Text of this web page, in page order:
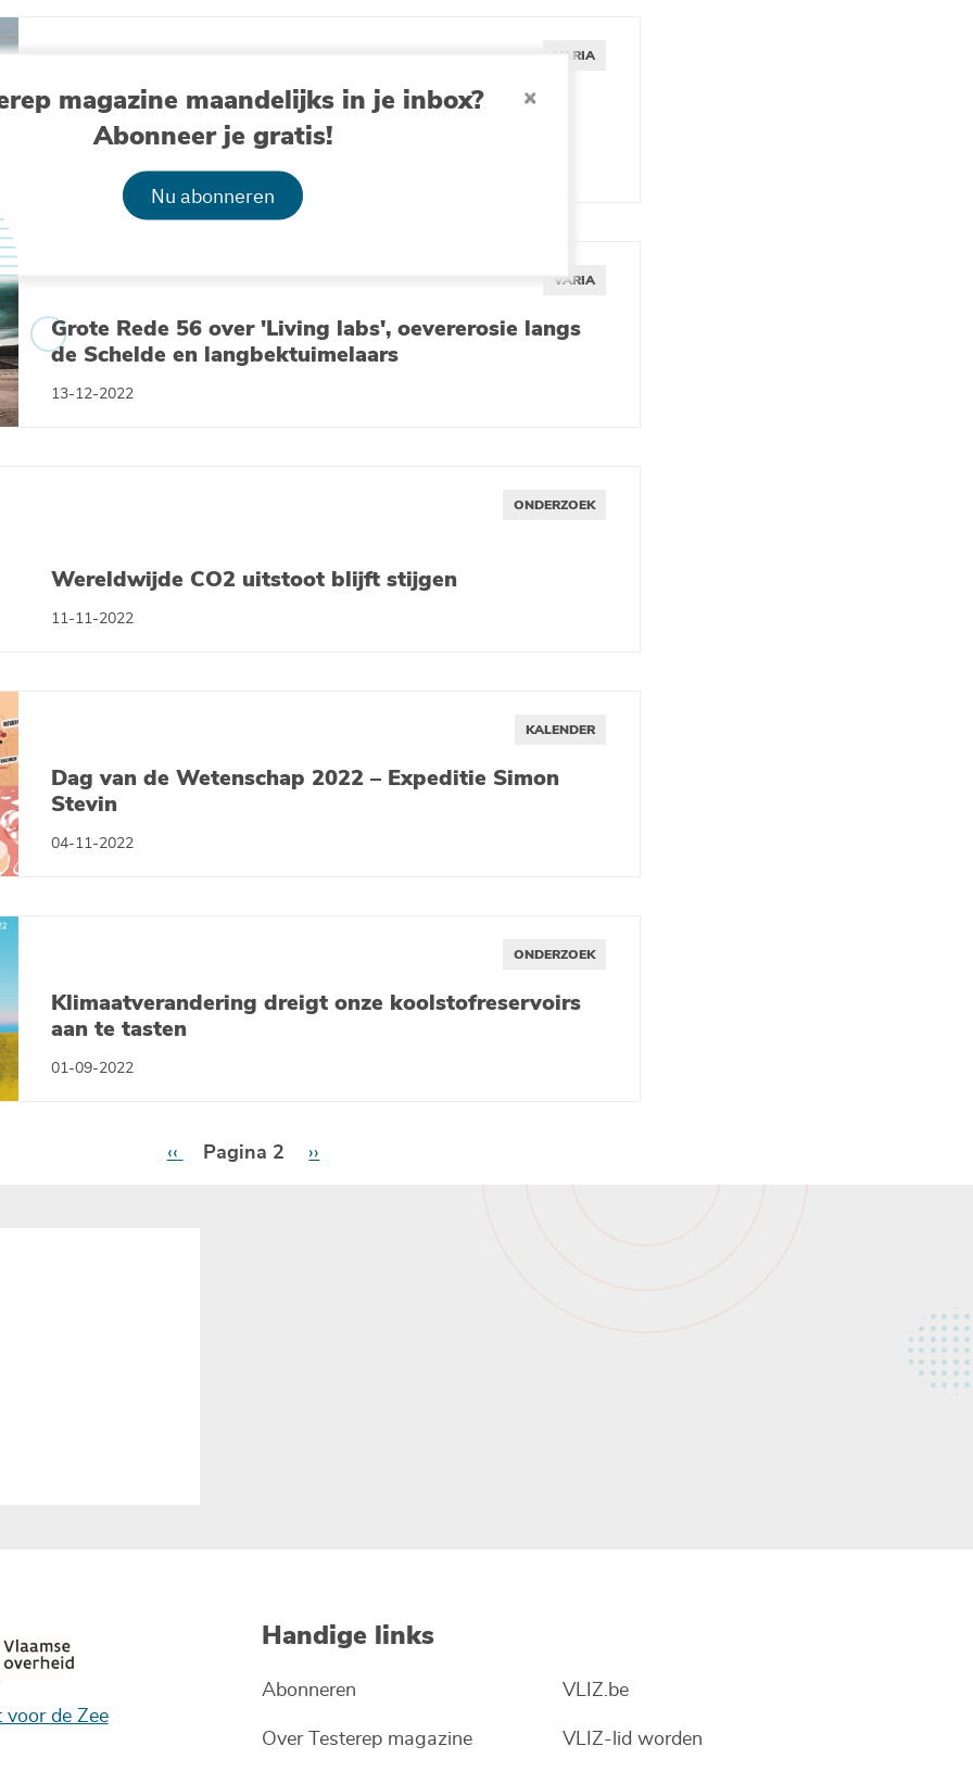
magazine maandelijks in je inbox?
Abonneer je gratis!
Nu abonneren
VARIA
Verdronken Oostende in podcast Universiteit van
Vlaanderen
VARIA
Grote Rede 56 over 'Living labs', oevererosie langs
de Schelde en langbektuimelaars
13-12-2022
ONDERZOEK
Wereldwijde CO2 uitstoot blijft stijgen
11-11-2022
KALENDER
Dag van de Wetenschap 2022 – Expeditie Simon
Stevin
04-11-2022
ONDERZOEK
Klimaatverandering dreigt onze koolstofreservoirs
aan te tasten
01-09-2022
Vorige
‹‹ Pagina 2
Volgende
››
de Zee
Handige links
Abonneren
Over Testerep magazine
VLIZ.be
VLIZ-lid worden